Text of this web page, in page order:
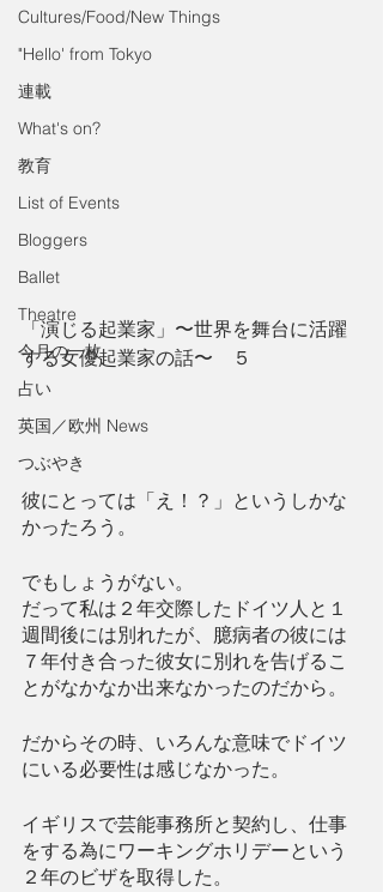
Cultures/Food/New Things
"Hello' from Tokyo
連載
What's on?
教育
List of Events
Bloggers
Ballet
Theatre
今月の一枚
占い
英国／欧州 News
つぶやき
「演じる起業家」〜世界を舞台に活躍
する女優起業家の話〜　５
彼にとっては「え！？」というしかな
かったろう。
でもしょうがない。
だって私は２年交際したドイツ人と１
週間後には別れたが、臆病者の彼には
７年付き合った彼女に別れを告げるこ
とがなかなか出来なかったのだから。
だからその時、いろんな意味でドイツ
にいる必要性は感じなかった。
イギリスで芸能事務所と契約し、仕事
をする為にワーキングホリデーという
２年のビザを取得した。